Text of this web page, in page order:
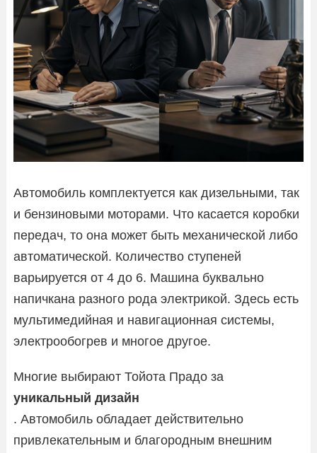
Автомобиль комплектуется как дизельными, так
и бензиновыми моторами. Что касается коробки
передач, то она может быть механической либо
автоматической. Количество ступеней
варьируется от 4 до 6. Машина буквально
напичкана разного рода электрикой. Здесь есть
мультимедийная и навигационная системы,
электрообогрев и многое другое.
Многие выбирают Тойота Прадо за
уникальный дизайн
. Автомобиль обладает действительно
привлекательным и благородным внешним